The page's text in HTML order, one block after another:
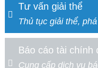
Tư vấn giải thể
Thủ tục giải thể,
Báo cáo tài chính
Cung cấp dịch vụ